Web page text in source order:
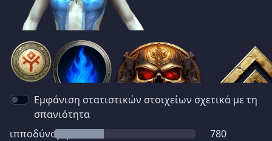
Εμφάνιση στατιστικών στοιχείων σχετικά με τη
σπανιότητα
ιπποδύναμη
780